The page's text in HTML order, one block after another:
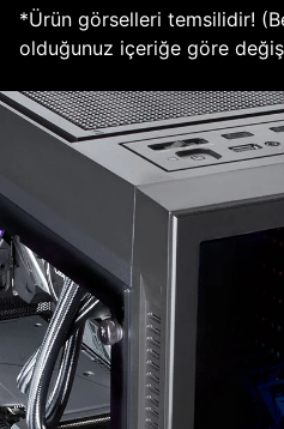
*Ürün görselleri temsilidir!
olduğunuz içeriğe göre